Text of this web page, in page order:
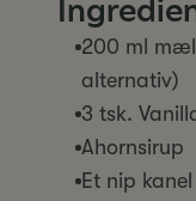
200 ml
alternativ)
3 tsk.
Ahornsirup
Et nip kanel